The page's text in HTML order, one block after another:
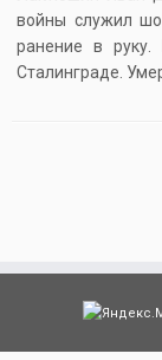
войны служил
ранение в
Сталинграде.